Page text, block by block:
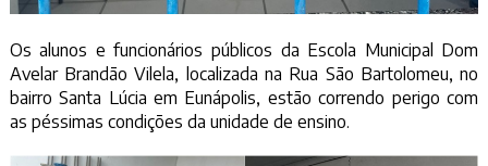
Os alunos e funcionários públicos da Escola Municipal Dom
Avelar Brandão Vilela, localizada na Rua São Bartolomeu, no
bairro Santa Lúcia em Eunápolis, estão correndo perigo com
as péssimas condições da unidade de ensino.